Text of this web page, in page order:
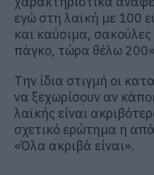
εγώ στη λαϊκή με 100
και καύσιμα,
πάγκο, τώρα θέλω
Την ίδια στιγμή οι
να ξεχωρίσουν αν
λαϊκής είναι
σχετικό ερώτημα η
«Όλα ακριβά είναι».